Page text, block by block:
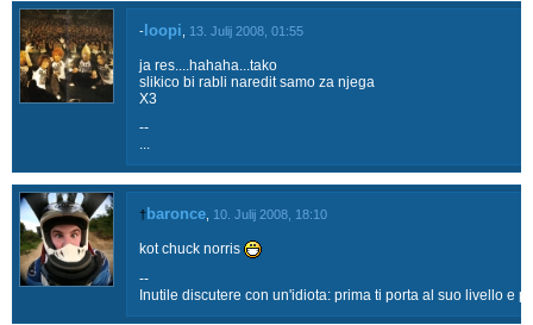
- loopi 13. Julij 2008, 01:55
ja res....hahaha...tako
slikico bi rabli naredit samo za njega
X3
--
...
†baronce 10. Julij 2008, 18:10
kot chuck norris
--
Inutile discutere con un'idiota: prima ti porta al suo livello e